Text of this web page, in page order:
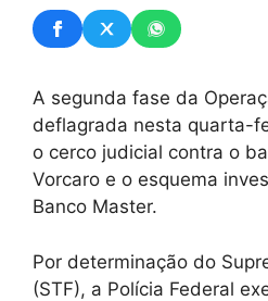
A segunda fase da
deflagrada nesta quarta-
o cerco judicial contra o
Vorcaro e o esquema
Banco Master.
Por determinação do
(STF), a Polícia Federal